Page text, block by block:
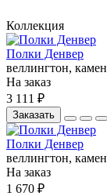
Коллекция
Полки Денвер
веллингтон,
На заказ
3 111 ₽
Заказать
Полки Денвер
веллингтон,
На заказ
1 670 ₽